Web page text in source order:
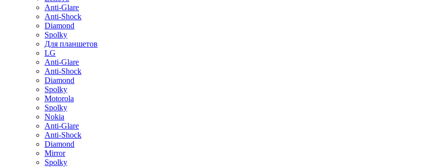
Anti-Glare
Anti-Shock
Diamond
Spolky
Для планшетов
LG
Anti-Glare
Anti-Shock
Diamond
Spolky
Motorola
Spolky
Nokia
Anti-Glare
Anti-Shock
Diamond
Mirror
Spolky